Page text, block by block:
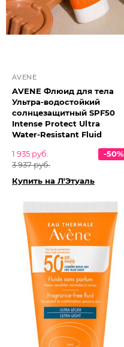
AVENE
AVENE Флюид для тела
Ультра-водостойкий
солнцезащитный SPF50
Intense Protect Ultra
Water-Resistant Fluid
1 935 руб.
3 937 руб.
-50%
Купить на Л'Этуаль